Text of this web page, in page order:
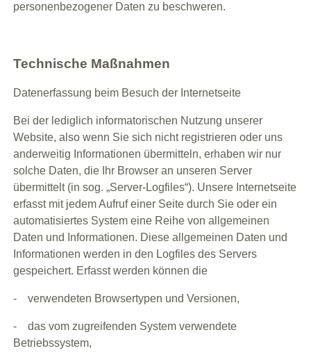
personenbezogener Daten zu beschweren.
Technische Maßnahmen
Datenerfassung beim Besuch der Internetseite
Bei der lediglich informatorischen Nutzung unserer
Website, also wenn Sie sich nicht registrieren oder uns
anderweitig Informationen übermitteln, erhaben wir nur
solche Daten, die Ihr Browser an unseren Server
übermittelt (in sog. „Server-Logfiles“). Unsere Internetseite
erfasst mit jedem Aufruf einer Seite durch Sie oder ein
automatisiertes System eine Reihe von allgemeinen
Daten und Informationen. Diese allgemeinen Daten und
Informationen werden in den Logfiles des Servers
gespeichert. Erfasst werden können die
- verwendeten Browsertypen und Versionen,
- das vom zugreifenden System verwendete
Betriebssystem,